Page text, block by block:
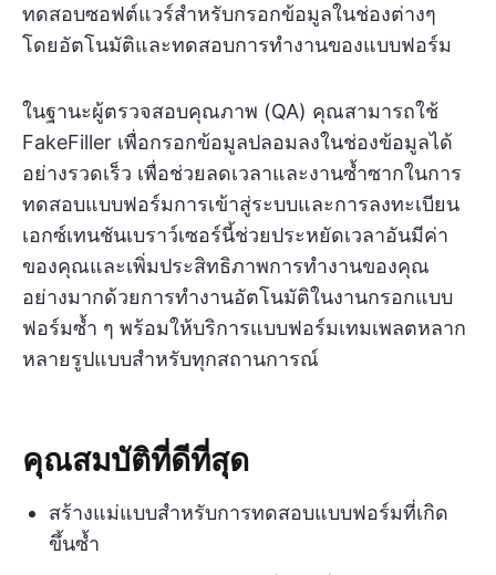
ทดสอบซอฟต์แวร์สำหรับกรอกข้อมูลในช่องต่างๆ
โดยอัตโนมัติและทดสอบการทำงานของแบบฟอร์ม
ในฐานะผู้ตรวจสอบคุณภาพ (QA) คุณสามารถใช้
FakeFiller เพื่อกรอกข้อมูลปลอมลงในช่องข้อมูลได้
อย่างรวดเร็ว เพื่อช่วยลดเวลาและงานซ้ำซากในการ
ทดสอบแบบฟอร์มการเข้าสู่ระบบและการลงทะเบียน
เอกซ์เทนชันเบราว์เซอร์นี้ช่วยประหยัดเวลาอันมีค่า
ของคุณและเพิ่มประสิทธิภาพการทำงานของคุณ
อย่างมากด้วยการทำงานอัตโนมัติในงานกรอกแบบ
ฟอร์มซ้ำ ๆ พร้อมให้บริการแบบฟอร์มเทมเพลตหลาก
หลายรูปแบบสำหรับทุกสถานการณ์
คุณสมบัติที่ดีที่สุด
สร้างแม่แบบสำหรับการทดสอบแบบฟอร์มที่เกิด
ขึ้นซ้ำ